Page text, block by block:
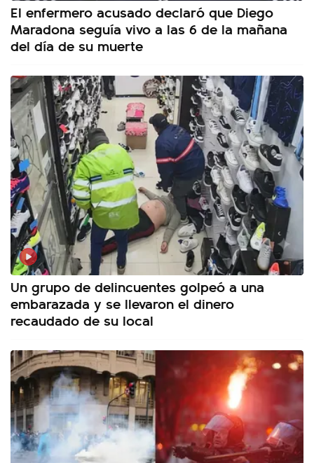
El enfermero acusado declaró que Diego
Maradona seguía vivo a las 6 de la mañana
del día de su muerte
Un grupo de delincuentes golpeó a una
embarazada y se llevaron el dinero
recaudado de su local